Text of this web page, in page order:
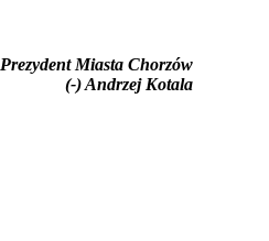
Prezydent Miasta Chorzów
(-) Andrzej Kotala